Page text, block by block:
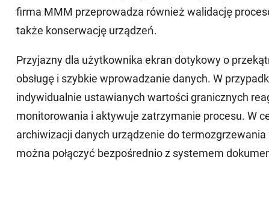
firma MMM przeprowadza również walidację
także konserwację urządzeń.
Przyjazny dla użytkownika ekran dotykowy o
obsługę i szybkie wprowadzanie danych. W
indywidualnie ustawianych wartości granicznych
monitorowania i aktywuje zatrzymanie procesu. W
archiwizacji danych urządzenie do
można połączyć bezpośrednio z systemem